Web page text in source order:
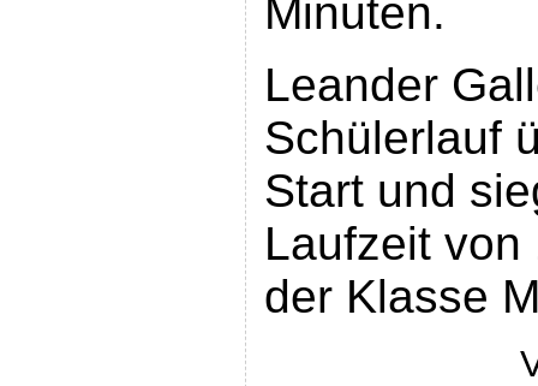
Minuten.
Leander
Schülerlauf
Start und
Laufzeit
der Klasse